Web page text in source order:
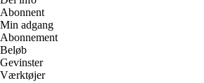
Abonnent
Min adgang
Abonnement
Beløb
Gevinster
Værktøjer